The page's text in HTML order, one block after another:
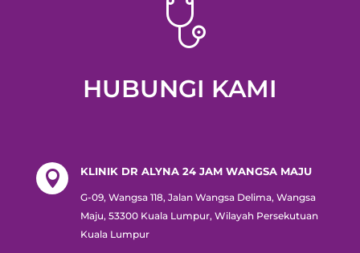
HUBUNGI KAMI
 KLINIK DR ALYNA 24 JAM WANGSA MAJU
G-09, Wangsa 118, Jalan Wangsa Delima, Wangsa
Maju, 53300 Kuala Lumpur, Wilayah Persekutuan
Kuala Lumpur